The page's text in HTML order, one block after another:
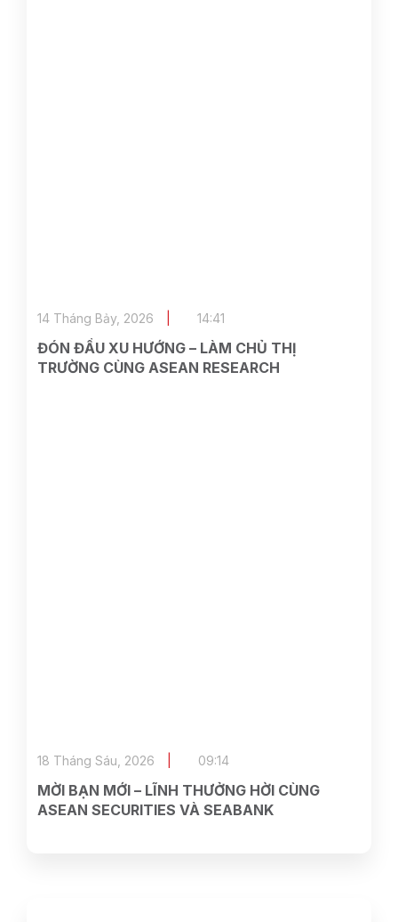
ĐÓN ĐẦU XU HƯỚNG – LÀM CHỦ THỊ
TRƯỜNG CÙNG ASEAN RESEARCH
14 Tháng Bảy, 2026 14:41
MỜI BẠN MỚI – LĨNH THƯỞNG HỜI CÙNG
ASEAN SECURITIES VÀ SEABANK
18 Tháng Sáu, 2026 09:14